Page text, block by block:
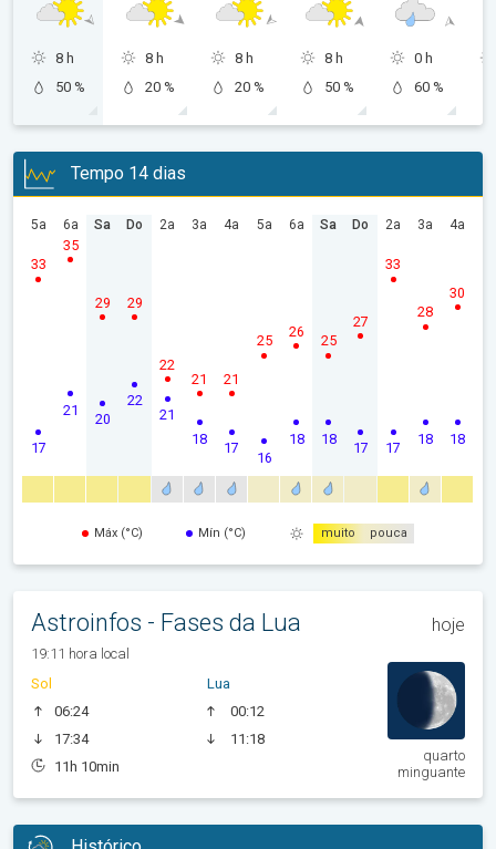
8 h
50 %
8 h
20 %
8 h
20 %
8 h
50 %
0 h
60 %
Tempo 14 dias
5a
17
33
6a
21
35
Sa
20
29
Do
22
29
2a
21
22
3a
18
21
4a
17
21
5a
16
25
6a
18
26
Sa
18
25
Do
17
27
2a
17
33
3a
18
28
4a
18
30
Máx (°C) Mín (°C) muito pouca
Astroinfos - Fases da Lua hoje
19:11 hora local
Sol
06:24
17:34
11h 10min
Lua
00:12
11:18
quarto
minguante